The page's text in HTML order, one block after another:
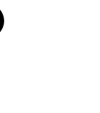
on Print